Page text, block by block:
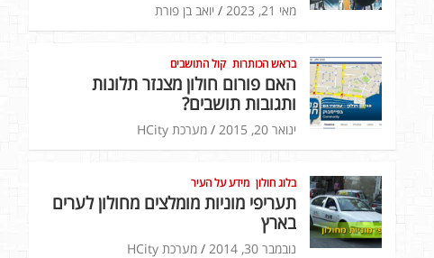
מאי 21, 2023 יואב בן פורת
בראש הכותרות קול התושבים
האם פורום חולון מצנזר תלונות
ותגובות תושבים?
ינואר 20, 2015 מערכת HCity
בלוג חולון מידע על העיר
תעריפי מוניות מומלצים מחולון לערים
בארץ
נובמבר 30, 2014 מערכת HCity